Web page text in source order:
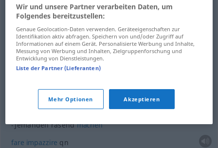
Beispiele
molto volentieri
jemanden rasendmachen
fare impazzire qn
Wir und unsere Partner verarbeiten Daten, um
Folgendes bereitzustellen:
Genaue Geolocation-Daten verwenden. Geräteeigenschaften zur
Identifikation aktiv abfragen. Speichern von und/oder Zugriff auf
Informationen auf einem Gerät. Personalisierte Werbung und Inhalte,
Messung von Werbung und Inhalten, Zielgruppenforschung und
Entwicklung von Dienstleistungen.
Liste der Partner (Lieferanten)
Mehr Optionen Akzeptieren